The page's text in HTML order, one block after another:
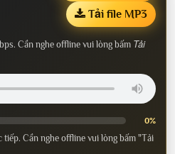
Tải file MP3
Cần nghe offline vui lòng bấm Tải
0%
Cần nghe offline vui lòng bấm "Tải